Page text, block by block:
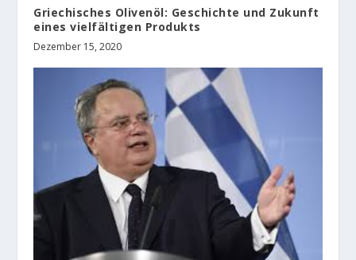
Griechisches Olivenöl: Geschichte und Zukunft
eines vielfältigen Produkts
Dezember 15, 2020